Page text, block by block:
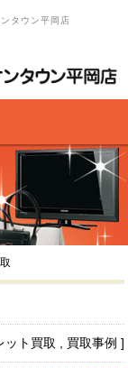
タウン平岡店
ト買取 , 買取事例 ]